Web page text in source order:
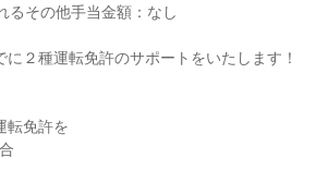
るその他手当金額：なし
に２種運転免許のサポートをいたします！
転免許を